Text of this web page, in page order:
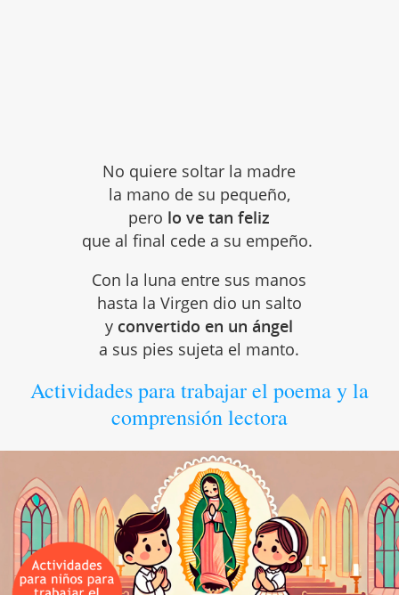
No quiere soltar la madre
la mano de su pequeño,
pero lo ve tan feliz
que al final cede a su empeño.
Con la luna entre sus manos
hasta la Virgen dio un salto
y convertido en un ángel
a sus pies sujeta el manto.
Actividades para trabajar el poema y la
comprensión lectora